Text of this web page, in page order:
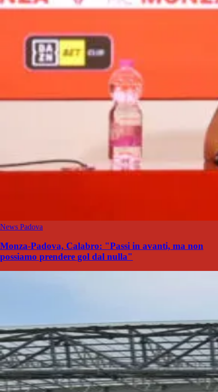
News Padova
Monza-Padova, Calabro: "Passi in avanti, ma non
possiamo prendere gol dal nulla"